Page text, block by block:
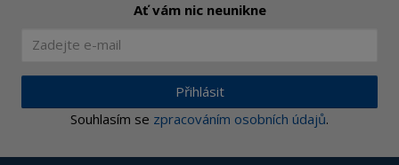
Ať vám nic neunikne
Přihlásit
Souhlasím se zpracováním osobních údajů.